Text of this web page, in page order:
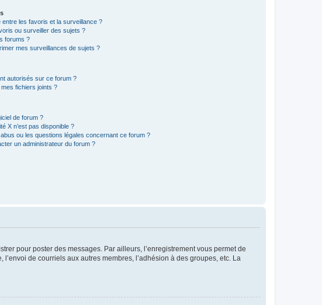
entre les favoris et la surveillance ?
ou surveiller des sujets ?
forums ?
mes surveillances de sujets ?
autorisés sur ce forum ?
fichiers joints ?
de forum ?
X n’est pas disponible ?
ou les questions légales concernant ce forum ?
un administrateur du forum ?
pour poster des messages. Par ailleurs, l’enregistrement vous permet de
de courriels aux autres membres, l’adhésion à des groupes, etc. La